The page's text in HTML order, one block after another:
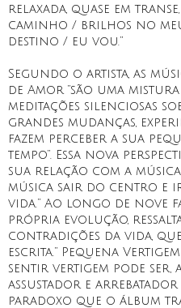
relaxada, quase em
caminho / brilhos no
destino / eu vou.”
Segundo o artista, as
de Amor “são uma
meditações silenciosas
grandes mudanças,
fazem perceber a sua
tempo”. Essa nova
sua relação com a
música sair do centro e
vida.” Ao longo de nove
própria evolução,
contradições da vida,
escrita.” Pequena
sentir vertigem pode ser,
assustador e arrebatador
paradoxo que o álbum